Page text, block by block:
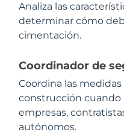
Analiza las
determinar cómo
cimentación.
Coordinador de
Coordina las
construcción cuando
empresas,
autónomos.